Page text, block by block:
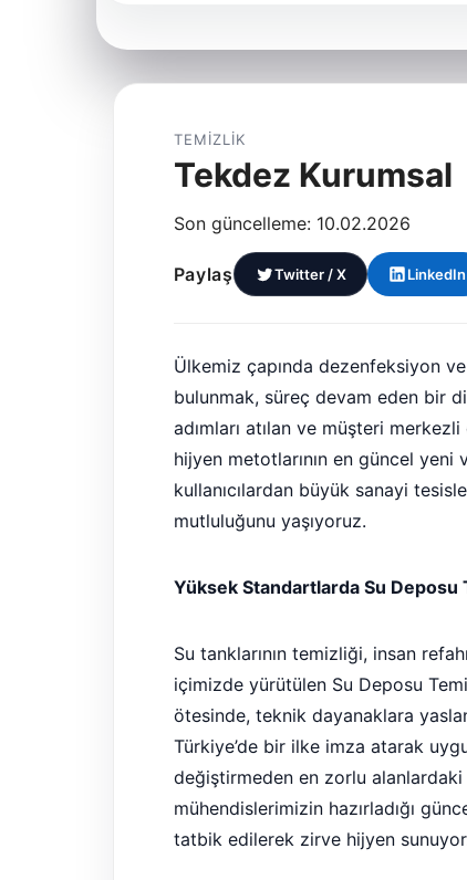
TEMIZLIK
Tekdez Kurumsal
Son güncelleme: 10.02.2026
Paylaş Twitter / X LinkedIn
Ülkemiz çapında dezenfeksiyon
bulunmak, süreç devam eden bir
adımları atılan ve müşteri
hijyen metotlarının en güncel yeni
kullanıcılardan büyük sanayi
mutluluğunu yaşıyoruz.
Yüksek Standartlarda Su
Su tanklarının temizliği, insan
içimizde yürütülen Su Deposu
ötesinde, teknik dayanaklara
Türkiye’de bir ilke imza atarak
değiştirmeden en zorlu
mühendislerimizin hazırladığı
tatbik edilerek zirve hijyen